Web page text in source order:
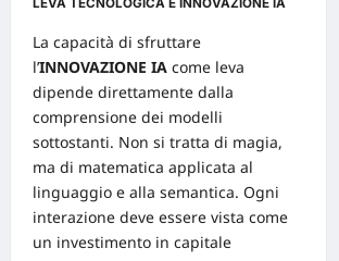
La capacità di sfruttare
l’INNOVAZIONE IA come leva
dipende direttamente dalla
comprensione dei modelli
sottostanti. Non si tratta di magia,
ma di matematica applicata al
linguaggio e alla semantica. Ogni
interazione deve essere vista come
un investimento in capitale